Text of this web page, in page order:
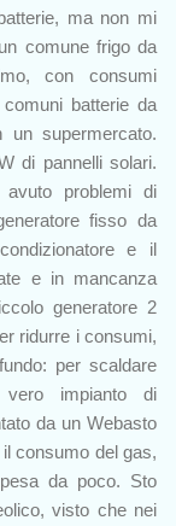
ma non mi
comune frigo da
con consumi
batterie da
supermercato.
di pannelli solari.
problemi di
fisso da
e il
e in mancanza
generatore 2
ridurre i consumi,
per scaldare
impianto di
da un Webasto
consumo del gas,
da poco. Sto
visto che nei